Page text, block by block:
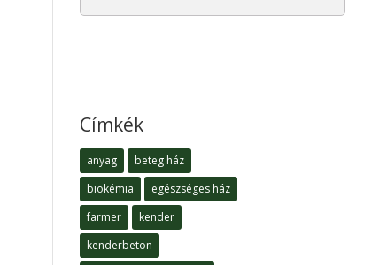
Címkék
anyag
beteg ház
biokémia
egészséges ház
farmer
kender
kenderbeton